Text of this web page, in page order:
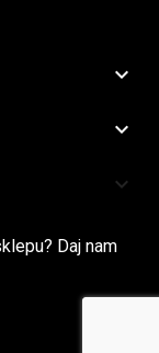


keyboard_arrow_down
Daj nam